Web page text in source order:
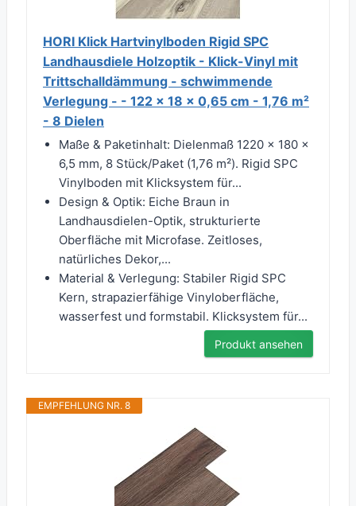
HORI Klick Hartvinylboden Rigid SPC
Landhausdiele Holzoptik - Klick-Vinyl mit
Trittschalldämmung - schwimmende
Verlegung - - 122 x 18 x 0,65 cm - 1,76 m²
- 8 Dielen
Maße & Paketinhalt: Dielenmaß 1220 × 180 ×
6,5 mm, 8 Stück/Paket (1,76 m²). Rigid SPC
Vinylboden mit Klicksystem für...
Design & Optik: Eiche Braun in
Landhausdielen-Optik, strukturierte
Oberfläche mit Microfase. Zeitloses,
natürliches Dekor,...
Material & Verlegung: Stabiler Rigid SPC
Kern, strapazierfähige Vinyloberfläche,
wasserfest und formstabil. Klicksystem für...
Produkt ansehen
EMPFEHLUNG NR. 8